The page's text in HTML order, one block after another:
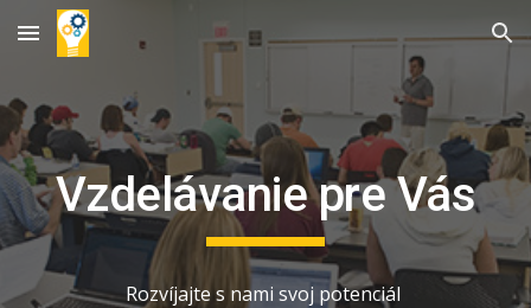
Skip to main content Skip to navigation
Vzdelávanie pre Vás
Rozvíjajte s nami svoj potenciál